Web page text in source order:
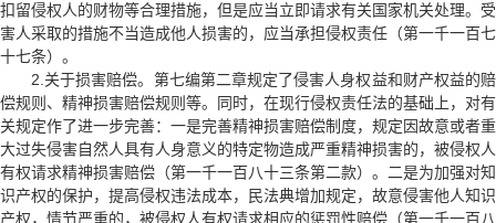
扣留侵权人的财物等合理措施，但是应当立即请求有关国家机关处理。受
害人采取的措施不当造成他人损害的，应当承担侵权责任（第一千一百七
十七条）。
2.关于损害赔偿。第七编第二章规定了侵害人身权益和财产权益的赔
偿规则、精神损害赔偿规则等。同时，在现行侵权责任法的基础上，对有
关规定作了进一步完善：一是完善精神损害赔偿制度，规定因故意或者重
大过失侵害自然人具有人身意义的特定物造成严重精神损害的，被侵权人
有权请求精神损害赔偿（第一千一百八十三条第二款）。二是为加强对知
识产权的保护，提高侵权违法成本，民法典增加规定，故意侵害他人知识
产权，情节严重的，被侵权人有权请求相应的惩罚性赔偿（第一千一百八